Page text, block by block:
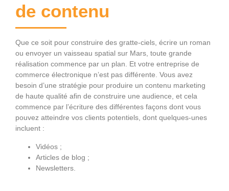
de contenu
Que ce soit pour construire des gratte-ciels, écrire un roman
ou envoyer un vaisseau spatial sur Mars, toute grande
réalisation commence par un plan. Et votre entreprise de
commerce électronique n’est pas différente. Vous avez
besoin d’une stratégie pour produire un contenu marketing
de haute qualité afin de construire une audience, et cela
commence par l’écriture des différentes façons dont vous
pouvez atteindre vos clients potentiels, dont quelques-unes
incluent :
Vidéos ;
Articles de blog ;
Newsletters.